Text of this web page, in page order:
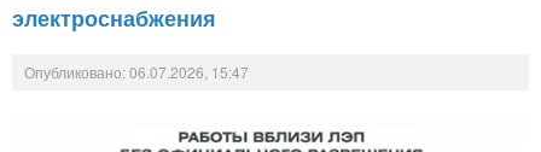
электроснабжения
Опубликовано: 06.07.2026, 15:47